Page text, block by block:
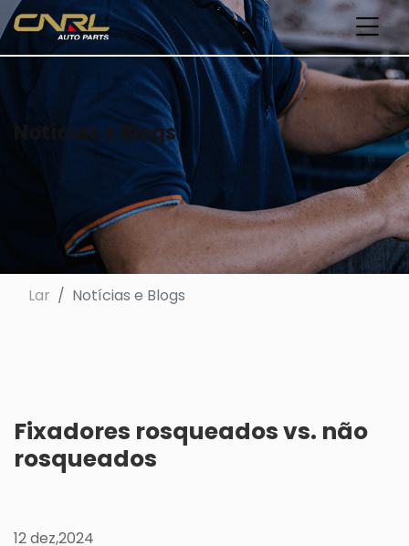
Notícias e Blogs
Lar Notícias e Blogs
Fixadores rosqueados vs. não
rosqueados
12 dez,2024